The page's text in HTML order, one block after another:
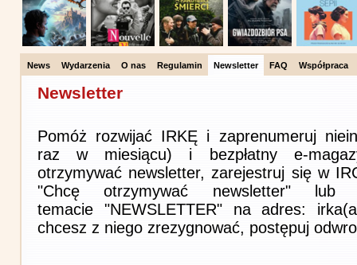
News Wydarzenia O nas Regulamin Newsletter FAQ Współpraca
Newsletter
Pomóż rozwijać IRKĘ i zaprenumeruj
raz w miesiącu) i bezpłatny e-
otrzymywać newsletter, zarejestruj się w
"Chcę otrzymywać newsletter"
temacie "NEWSLETTER" na adres:
chcesz z niego zrezygnować, postępuj